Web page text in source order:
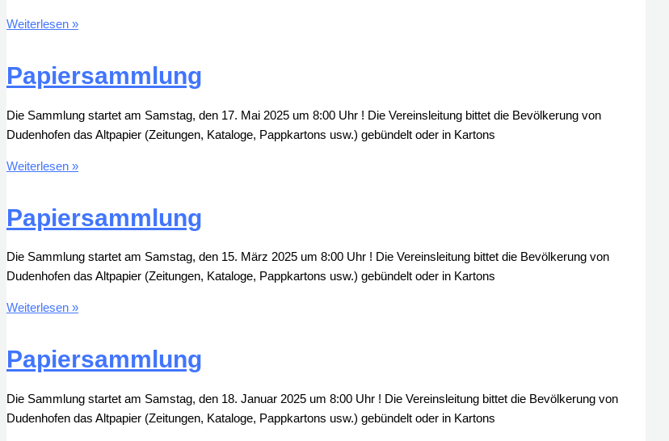
Papiersammlung
Weiterlesen »
Papiersammlung
Die Sammlung startet am Samstag, den 17. Mai 2025 um 8:00 Uhr ! Die Vereinsleitung bittet die Bevölkerung von
Dudenhofen das Altpapier (Zeitungen, Kataloge, Pappkartons usw.) gebündelt oder in Kartons
Papiersammlung
Weiterlesen »
Papiersammlung
Die Sammlung startet am Samstag, den 15. März 2025 um 8:00 Uhr ! Die Vereinsleitung bittet die Bevölkerung von
Dudenhofen das Altpapier (Zeitungen, Kataloge, Pappkartons usw.) gebündelt oder in Kartons
Papiersammlung
Weiterlesen »
Papiersammlung
Die Sammlung startet am Samstag, den 18. Januar 2025 um 8:00 Uhr ! Die Vereinsleitung bittet die Bevölkerung von
Dudenhofen das Altpapier (Zeitungen, Kataloge, Pappkartons usw.) gebündelt oder in Kartons